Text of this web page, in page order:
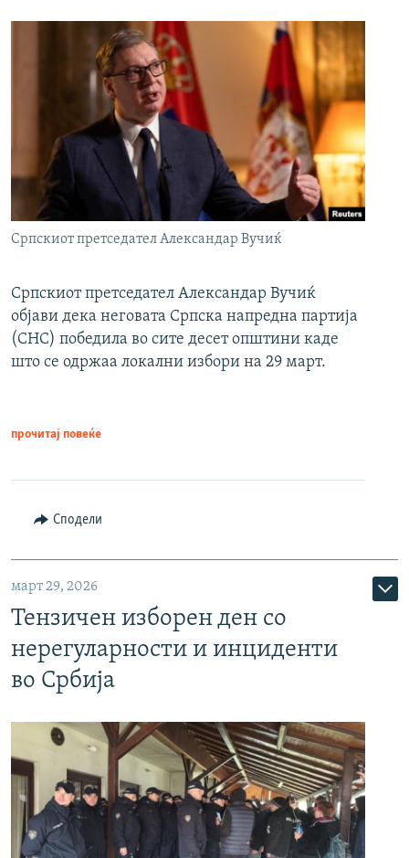
Српскиот претседател Александар Вучиќ
Српскиот претседател Александар Вучиќ
објави дека неговата Српска напредна партија
(СНС) победила во сите десет општини каде
што се одржаа локални избори на 29 март.
прочитај повеќе
Сподели
март 29, 2026
Тензичен изборен ден со
нерегуларности и инциденти
во Србија